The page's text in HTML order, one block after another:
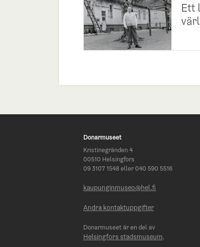
Ett
Donarmuseet
Kristinegränden 4
00510 Helsingfors
09 3107 1548 eller 040 590 5516
kaupunginmuseo@hel.fi
Andra kontaktuppgifter
Donarmuseet är en del av
Helsingfors stadsmuseum.